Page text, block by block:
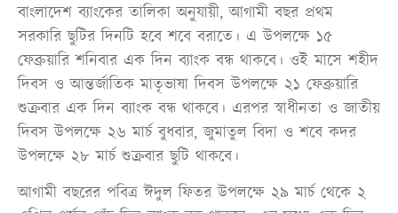
বাংলাদেশ ব্যাংকের তালিকা অনুযায়ী, আগামী বছর প্রথম
সরকারি ছুটির দিনটি হবে শবে বরাতে। এ উপলক্ষে ১৫
ফেব্রুয়ারি শনিবার এক দিন ব্যাংক বন্ধ থাকবে। ওই মাসে শহীদ
দিবস ও আন্তর্জাতিক মাতৃভাষা দিবস উপলক্ষে ২১ ফেব্রুয়ারি
শুক্রবার এক দিন ব্যাংক বন্ধ থাকবে। এরপর স্বাধীনতা ও জাতীয়
দিবস উপলক্ষে ২৬ মার্চ বুধবার, জুমাতুল বিদা ও শবে কদর
উপলক্ষে ২৮ মার্চ শুক্রবার ছুটি থাকবে।
আগামী বছরের পবিত্র ঈদুল ফিতর উপলক্ষে ২৯ মার্চ থেকে ২